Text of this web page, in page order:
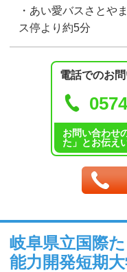
・あい愛バスさとや
ス停より約5分
電話でのお
お問い合わせ
た」とお伝え
岐阜県立国際
能力開発短期